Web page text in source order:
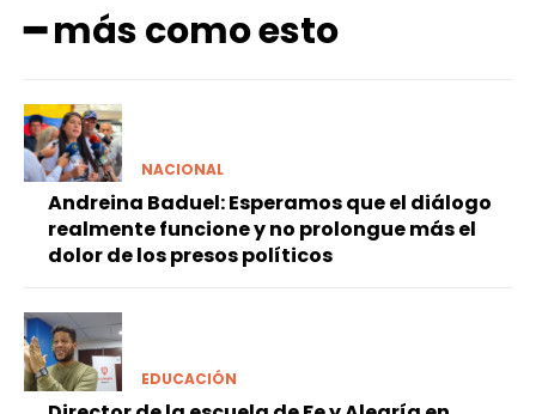
━ más como esto
NACIONAL
Andreina Baduel: Esperamos que el diálogo
realmente funcione y no prolongue más el
dolor de los presos políticos
EDUCACIÓN